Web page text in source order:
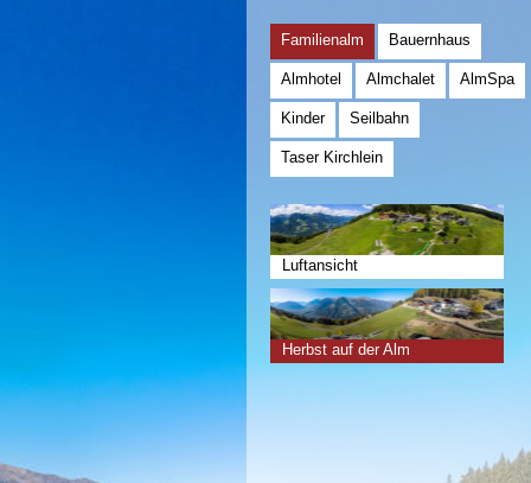
Familienalm Bauernhaus
Almhotel Almchalet AlmSpa
Kinder Seilbahn
Taser Kirchlein
Luftansicht
Herbst auf der Alm